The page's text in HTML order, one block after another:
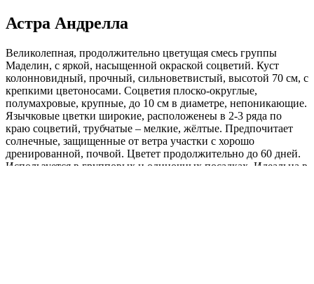
Астра Андрелла
Великолепная, продолжительно цветущая смесь группы
Маделин, с яркой, насыщенной окраской соцветий. Куст
колонновидный, прочный, сильноветвистый, высотой 70 см, с
крепкими цветоносами. Соцветия плоско-округлые,
полумахровые, крупные, до 10 см в диаметре, непоникающие.
Язычковые цветки широкие, расположенеы в 2-3 ряда по
краю соцветий, трубчатые – мелкие, жёлтые. Предпочитает
солнечные, защищенные от ветра участки с хорошо
дренированной, почвой. Цветет продолжительно до 60 дней.
Используется в групповых и одиночных посадках. Идеальна в